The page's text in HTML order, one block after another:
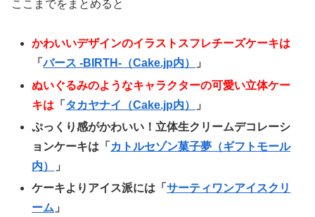
ここまでをまとめると
かわいいデザインのイラストスフレチーズケーキは
「バース -BIRTH-（Cake.jp内）
」
ぬいぐるみのようなキャラクターの可愛い立体ケー
キは 「 タカヤナイ（Cake.jp内）
」
ぷっくり感がかわいい！立体生クリームデコレーシ
ョンケーキは「 カトルセゾン菓子夢（ギフトモール
内）
」
ケーキよりアイス派には「サーティワンアイスクリ
ーム 」